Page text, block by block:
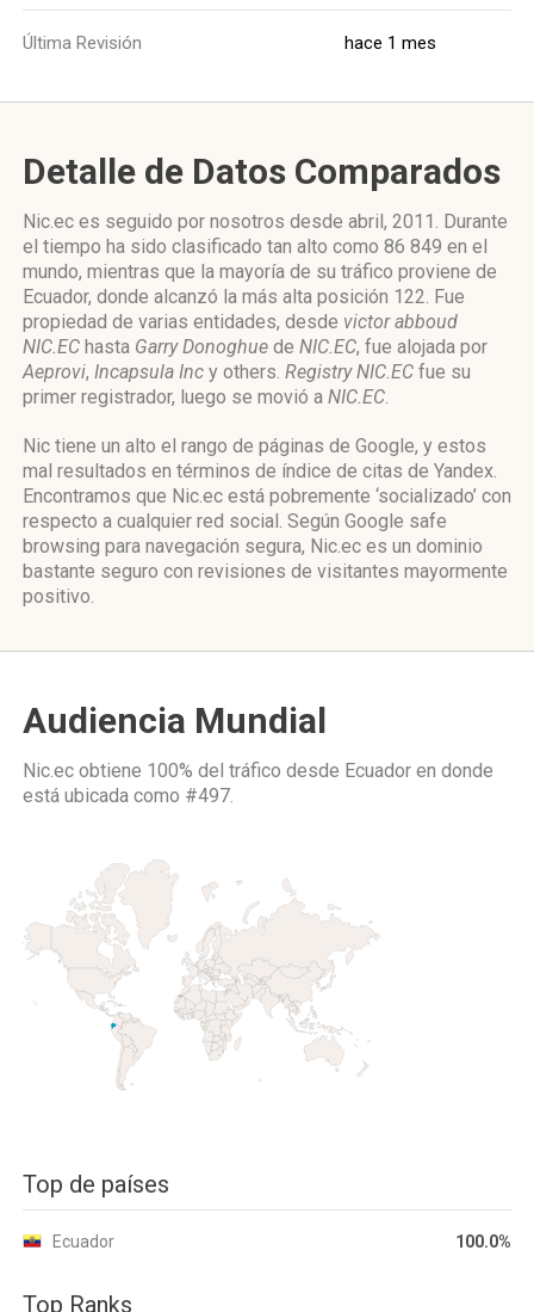
Última Revisión hace 1 mes
Detalle de Datos Comparados
Nic.ec es seguido por nosotros desde abril, 2011. Durante
el tiempo ha sido clasificado tan alto como 86 849 en el
mundo, mientras que la mayoría de su tráfico proviene de
Ecuador, donde alcanzó la más alta posición 122. Fue
propiedad de varias entidades, desde victor abboud
NIC.EC hasta Garry Donoghue de NIC.EC, fue alojada por
Aeprovi, Incapsula Inc y others. Registry NIC.EC fue su
primer registrador, luego se movió a NIC.EC.
Nic tiene un alto el rango de páginas de Google, y estos
mal resultados en términos de índice de citas de Yandex.
Encontramos que Nic.ec está pobremente ‘socializado’ con
respecto a cualquier red social. Según Google safe
browsing para navegación segura, Nic.ec es un dominio
bastante seguro con revisiones de visitantes mayormente
positivo.
Audiencia Mundial
Nic.ec obtiene 100% del tráfico desde Ecuador en donde
está ubicada como #497.
Top de países
Ecuador 100.0%
Top Ranks